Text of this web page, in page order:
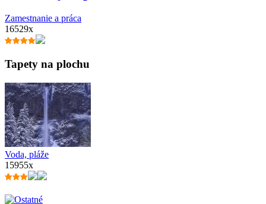
Zamestnanie a práca
16529x
Tapety na plochu
Voda, pláže
15955x